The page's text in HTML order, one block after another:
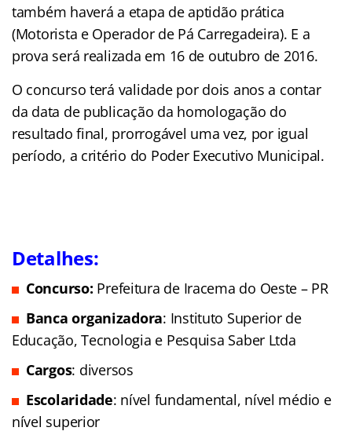
também haverá a etapa de aptidão prática
(Motorista e Operador de Pá Carregadeira). E a
prova será realizada em 16 de outubro de 2016.
O concurso terá validade por dois anos a contar
da data de publicação da homologação do
resultado final, prorrogável uma vez, por igual
período, a critério do Poder Executivo Municipal.
Detalhes:
Concurso: Prefeitura de Iracema do Oeste – PR
Banca organizadora: Instituto Superior de
Educação, Tecnologia e Pesquisa Saber Ltda
Cargos: diversos
Escolaridade: nível fundamental, nível médio e
nível superior